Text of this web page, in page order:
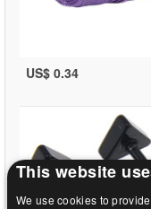
US$ 0.34
This website
We use cookies to